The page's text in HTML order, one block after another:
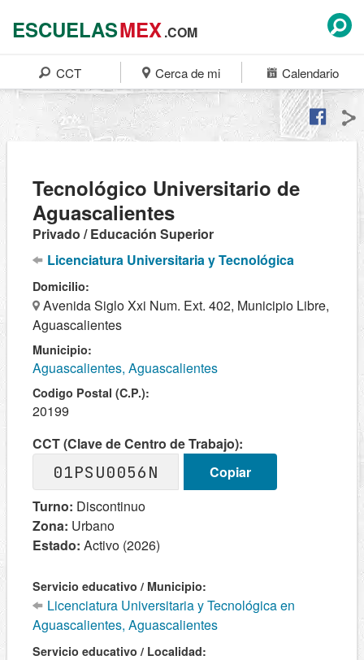
ESCUELASMEX.COM
CCT Cerca de mi Calendario
Tecnológico Universitario de
Aguascalientes
Privado / Educación Superior
Licenciatura Universitaria y Tecnológica
Domicilio:
Avenida Siglo Xxi Num. Ext. 402, Municipio Libre,
Aguascalientes
Municipio:
Aguascalientes, Aguascalientes
Codigo Postal (C.P.):
20199
CCT (Clave de Centro de Trabajo):
01PSU0056N
Copiar
Turno: Discontinuo
Zona: Urbano
Estado: Activo (2026)
Servicio educativo / Municipio:
Licenciatura Universitaria y Tecnológica en
Aguascalientes, Aguascalientes
Servicio educativo / Localidad: